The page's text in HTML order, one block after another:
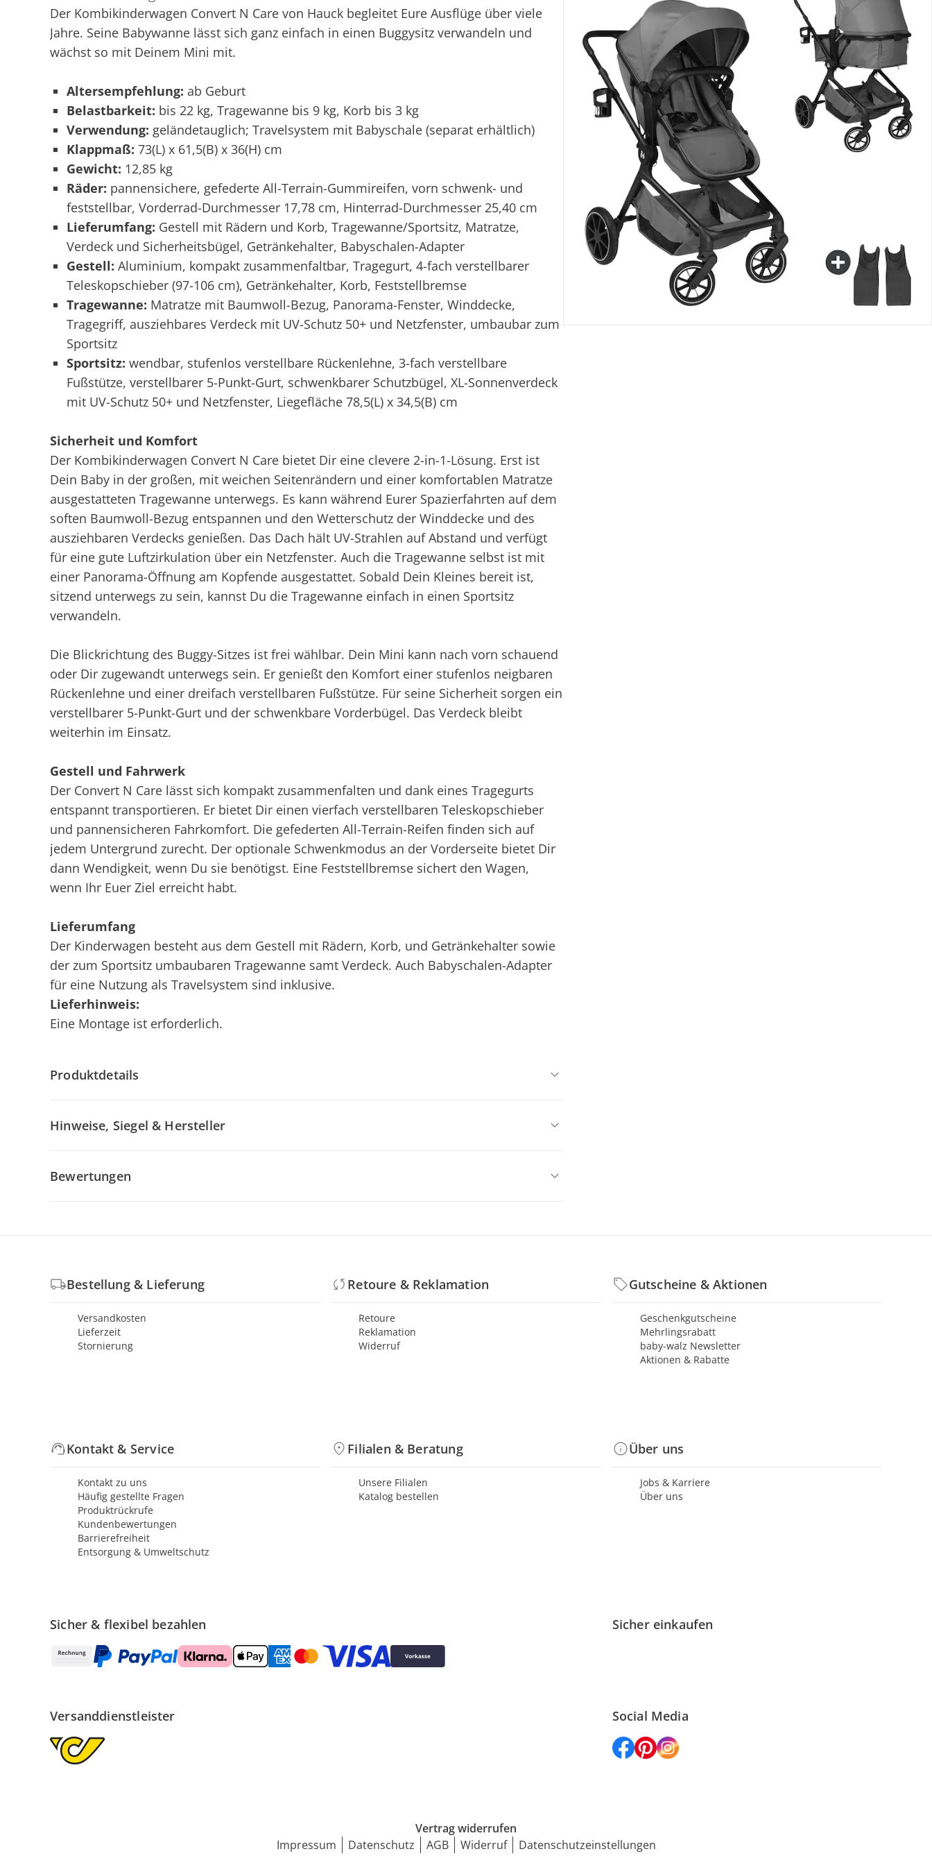
Der Kombikinderwagen Convert N Care von Hauck begleitet Eure Ausflüge über viele
Jahre. Seine Babywanne lässt sich ganz einfach in einen Buggysitz verwandeln und
wächst so mit Deinem Mini mit.
Altersempfehlung: ab Geburt
Belastbarkeit: bis 22 kg, Tragewanne bis 9 kg, Korb bis 3 kg
Verwendung: geländetauglich; Travelsystem mit Babyschale (separat erhältlich)
Klappmaß: 73(L) x 61,5(B) x 36(H) cm
Gewicht: 12,85 kg
Räder: pannensichere, gefederte All-Terrain-Gummireifen, vorn schwenk- und
feststellbar, Vorderrad-Durchmesser 17,78 cm, Hinterrad-Durchmesser 25,40 cm
Lieferumfang: Gestell mit Rädern und Korb, Tragewanne/Sportsitz, Matratze,
Verdeck und Sicherheitsbügel, Getränkehalter, Babyschalen-Adapter
Gestell: Aluminium, kompakt zusammenfaltbar, Tragegurt, 4-fach verstellbarer
Teleskopschieber (97-106 cm), Getränkehalter, Korb, Feststellbremse
Tragewanne: Matratze mit Baumwoll-Bezug, Panorama-Fenster, Winddecke,
Tragegriff, ausziehbares Verdeck mit UV-Schutz 50+ und Netzfenster, umbaubar zum
Sportsitz
Sportsitz: wendbar, stufenlos verstellbare Rückenlehne, 3-fach verstellbare
Fußstütze, verstellbarer 5-Punkt-Gurt, schwenkbarer Schutzbügel, XL-Sonnenverdeck
mit UV-Schutz 50+ und Netzfenster, Liegefläche 78,5(L) x 34,5(B) cm
Sicherheit und Komfort
Der Kombikinderwagen Convert N Care bietet Dir eine clevere 2-in-1-Lösung. Erst ist
Dein Baby in der großen, mit weichen Seitenrändern und einer komfortablen Matratze
ausgestatteten Tragewanne unterwegs. Es kann während Eurer Spazierfahrten auf dem
soften Baumwoll-Bezug entspannen und den Wetterschutz der Winddecke und des
ausziehbaren Verdecks genießen. Das Dach hält UV-Strahlen auf Abstand und verfügt
für eine gute Luftzirkulation über ein Netzfenster. Auch die Tragewanne selbst ist mit
einer Panorama-Öffnung am Kopfende ausgestattet. Sobald Dein Kleines bereit ist,
sitzend unterwegs zu sein, kannst Du die Tragewanne einfach in einen Sportsitz
verwandeln.
Die Blickrichtung des Buggy-Sitzes ist frei wählbar. Dein Mini kann nach vorn schauend
oder Dir zugewandt unterwegs sein. Er genießt den Komfort einer stufenlos neigbaren
Rückenlehne und einer dreifach verstellbaren Fußstütze. Für seine Sicherheit sorgen ein
verstellbarer 5-Punkt-Gurt und der schwenkbare Vorderbügel. Das Verdeck bleibt
weiterhin im Einsatz.
Gestell und Fahrwerk
Der Convert N Care lässt sich kompakt zusammenfalten und dank eines Tragegurts
entspannt transportieren. Er bietet Dir einen vierfach verstellbaren Teleskopschieber
und pannensicheren Fahrkomfort. Die gefederten All-Terrain-Reifen finden sich auf
jedem Untergrund zurecht. Der optionale Schwenkmodus an der Vorderseite bietet Dir
dann Wendigkeit, wenn Du sie benötigst. Eine Feststellbremse sichert den Wagen,
wenn Ihr Euer Ziel erreicht habt.
Lieferumfang
Der Kinderwagen besteht aus dem Gestell mit Rädern, Korb, und Getränkehalter sowie
der zum Sportsitz umbaubaren Tragewanne samt Verdeck. Auch Babyschalen-Adapter
für eine Nutzung als Travelsystem sind inklusive.
Lieferhinweis:
Eine Montage ist erforderlich.
Produktdetails
Hinweise, Siegel & Hersteller
Bewertungen
Bestellung & Lieferung
Versandkosten
Lieferzeit
Stornierung
Retoure & Reklamation
Retoure
Reklamation
Widerruf
Gutscheine & Aktionen
Geschenkgutscheine
Mehrlingsrabatt
baby-walz Newsletter
Aktionen & Rabatte
Kontakt & Service
Kontakt zu uns
Häufig gestellte Fragen
Produktrückrufe
Kundenbewertungen
Barrierefreiheit
Entsorgung & Umweltschutz
Filialen & Beratung
Unsere Filialen
Katalog bestellen
Über uns
Jobs & Karriere
Über uns
Sicher & flexibel bezahlen Sicher einkaufen
Versanddienstleister Social Media
Vertrag widerrufen
Impressum
Datenschutz AGB Widerruf Datenschutzeinstellungen